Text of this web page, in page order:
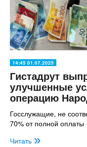
14:45 01.07.2025
Гистадрут
улучшенные
операцию
Госслужащие, не
70% от полной оплаты
Читать